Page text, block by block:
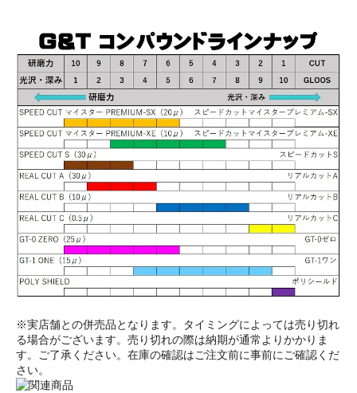
※実店舗との併売品となります。タイミングによっては売り切れ
る場合がございます。売り切れの際は納期が通常よりかかりま
す。ご了承ください。在庫の確認はご注文前に事前にご確認くだ
さい。